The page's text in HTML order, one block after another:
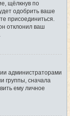
щёлкнув по
одобрить ваше
присоединиться.
отклонил ваш
администраторами
группы, сначала
ему личное